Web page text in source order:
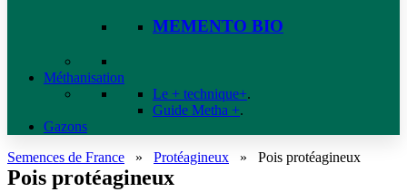
MEMENTO BIO
Méthanisation
Le + technique+.
Guide Metha +.
Gazons
Semences de France » Protéagineux » Pois protéagineux
Pois protéagineux